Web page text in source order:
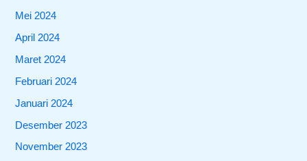
Mei 2024
April 2024
Maret 2024
Februari 2024
Januari 2024
Desember 2023
November 2023